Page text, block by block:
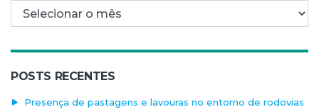
Arquivo mensal
POSTS RECENTES
Presença de pastagens e lavouras no entorno de rodovias